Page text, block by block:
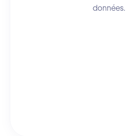
données.